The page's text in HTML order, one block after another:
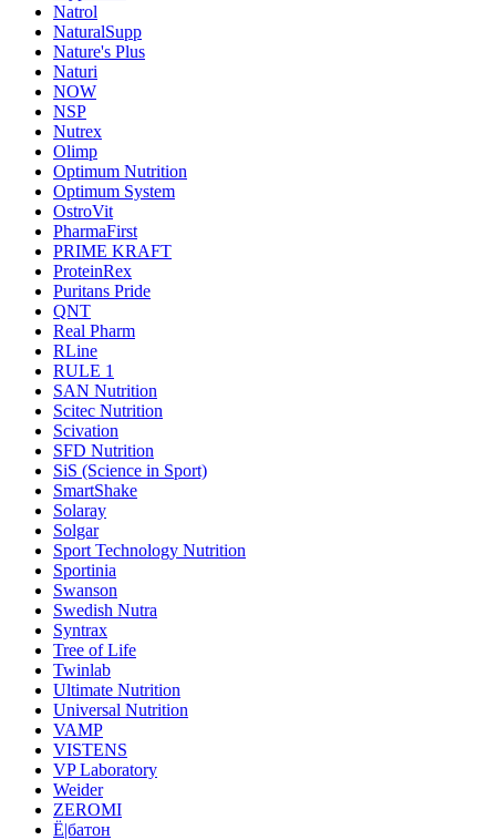
Natrol
NaturalSupp
Nature's Plus
Naturi
NOW
NSP
Nutrex
Olimp
Optimum Nutrition
Optimum System
OstroVit
PharmaFirst
PRIME KRAFT
ProteinRex
Puritans Pride
QNT
Real Pharm
RLine
RULE 1
SAN Nutrition
Scitec Nutrition
Scivation
SFD Nutrition
SiS (Science in Sport)
SmartShake
Solaray
Solgar
Sport Technology Nutrition
Sportinia
Swanson
Swedish Nutra
Syntrax
Tree of Life
Twinlab
Ultimate Nutrition
Universal Nutrition
VAMP
VISTENS
VP Laboratory
Weider
ZEROMI
Ё|батон